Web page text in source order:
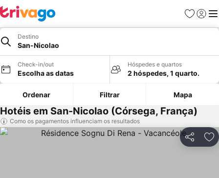
Favoritos
Iniciar
Destino
San-Nicolao
Check-in/out
Escolha as datas
Hóspedes e quartos
2 hóspedes, 1 quarto.
Ordenar Filtrar Mapa
Hotéis em San-Nicolao (Córsega, França)
Como os pagamentos influenciam os resultados
Partilhar